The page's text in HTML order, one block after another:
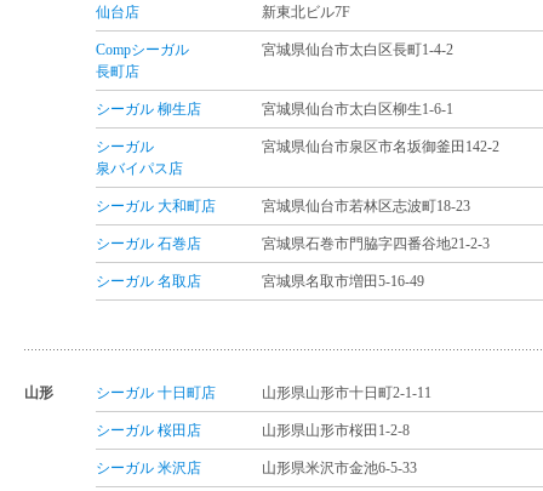
仙台店
新東北ビル7F
Compシーガル
長町店
宮城県仙台市太白区長町1-4-2
シーガル 柳生店 宮城県仙台市太白区柳生1-6-1
シーガル
泉バイパス店
宮城県仙台市泉区市名坂御釜田142-2
シーガル 大和町店 宮城県仙台市若林区志波町18-23
シーガル 石巻店 宮城県石巻市門脇字四番谷地21-2-3
シーガル 名取店 宮城県名取市増田5-16-49
山形 シーガル 十日町店 山形県山形市十日町2-1-11
シーガル 桜田店 山形県山形市桜田1-2-8
シーガル 米沢店 山形県米沢市金池6-5-33